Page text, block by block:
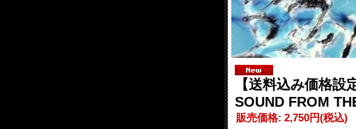
【送料込み価格
SOUND FROM
販売価格: 2,750円(税込)